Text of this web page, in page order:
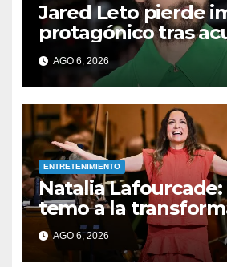
Jared Leto pierde
protagónico tras
de abuso: los
AGO 6, 2026
ENTRETENIMIENTO
Natalia Lafourcade:
temo a la
AGO 6, 2026